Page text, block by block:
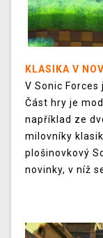
KLASIKA V
V Sonic
Část hry je
například ze
milovníky
plošinovkový
novinky, v níž